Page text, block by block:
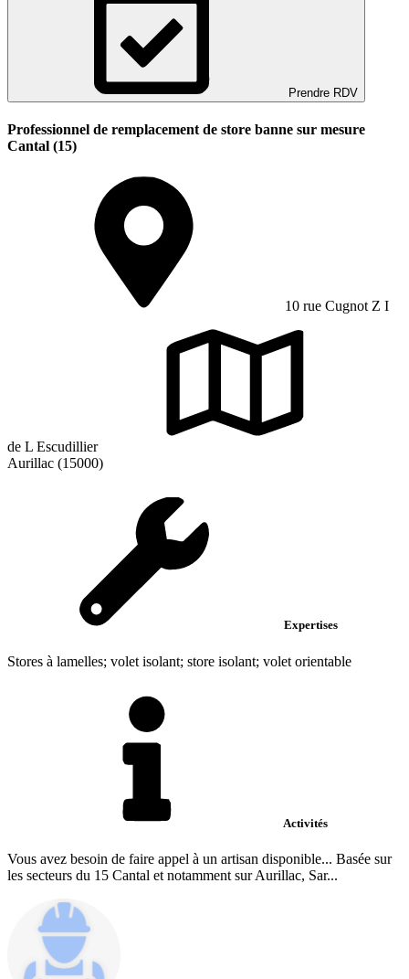
Prendre RDV
Professionnel de remplacement de store banne sur mesure
Cantal (15)
10 rue Cugnot Z I
de L Escudillier
Aurillac (15000)
Expertises
Stores à lamelles; volet isolant; store isolant; volet orientable
Activités
Vous avez besoin de faire appel à un artisan disponible... Basée sur
les secteurs du 15 Cantal et notamment sur Aurillac, Sar...